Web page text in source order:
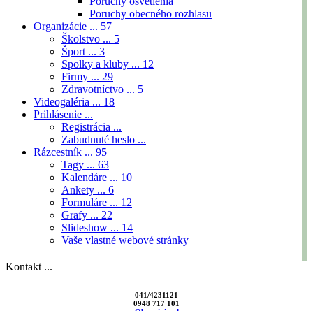
Poruchy obecného rozhlasu
Organizácie ... 57
Školstvo ... 5
Šport ... 3
Spolky a kluby ... 12
Firmy ... 29
Zdravotníctvo ... 5
Videogaléria ... 18
Prihlásenie ...
Registrácia ...
Zabudnuté heslo ...
Rázcestník ... 95
Tagy ... 63
Kalendáre ... 10
Ankety ... 6
Formuláre ... 12
Grafy ... 22
Slideshow ... 14
Vaše vlastné webové stránky
Kontakt ...
041/4231121
0948 717 101